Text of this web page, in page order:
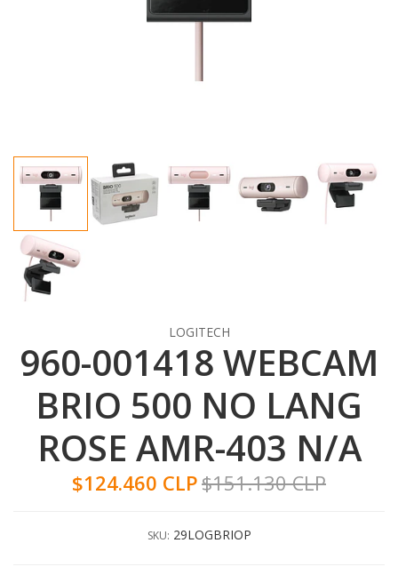
LOGITECH
960-001418 WEBCAM
BRIO 500 NO LANG
ROSE AMR-403 N/A
$124.460 CLP$151.130 CLP
SKU: 29LOGBRIOP